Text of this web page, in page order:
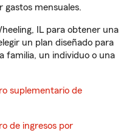
gastos mensuales.
IL para obtener una
un plan diseñado para
familia, un individuo o una
suplementario de
de ingresos por